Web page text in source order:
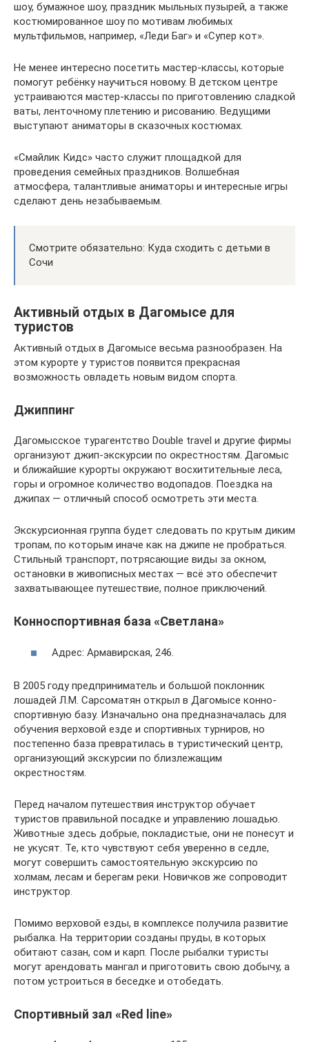
шоу, бумажное шоу, праздник мыльных пузырей, а также
костюмированное шоу по мотивам любимых
мультфильмов, например, «Леди Баг» и «Супер кот».
Не менее интересно посетить мастер-классы, которые
помогут ребёнку научиться новому. В детском центре
устраиваются мастер-классы по приготовлению сладкой
ваты, ленточному плетению и рисованию. Ведущими
выступают аниматоры в сказочных костюмах.
«Смайлик Кидс» часто служит площадкой для
проведения семейных праздников. Волшебная
атмосфера, талантливые аниматоры и интересные игры
сделают день незабываемым.
Смотрите обязательно: Куда сходить с детьми в
Сочи
Активный отдых в Дагомысе для
туристов
Активный отдых в Дагомысе весьма разнообразен. На
этом курорте у туристов появится прекрасная
возможность овладеть новым видом спорта.
Джиппинг
Дагомысское турагентство Double travel и другие фирмы
организуют джип-экскурсии по окрестностям. Дагомыс
и ближайшие курорты окружают восхитительные леса,
горы и огромное количество водопадов. Поездка на
джипах — отличный способ осмотреть эти места.
Экскурсионная группа будет следовать по крутым диким
тропам, по которым иначе как на джипе не пробраться.
Стильный транспорт, потрясающие виды за окном,
остановки в живописных местах — всё это обеспечит
захватывающее путешествие, полное приключений.
Конноспортивная база «Светлана»
Адрес: ​Армавирская, 246.
В 2005 году предприниматель и большой поклонник
лошадей Л.М. Сарсоматян открыл в Дагомысе конно-
спортивную базу. Изначально она предназначалась для
обучения верховой езде и спортивных турниров, но
постепенно база превратилась в туристический центр,
организующий экскурсии по близлежащим
окрестностям.
Перед началом путешествия инструктор обучает
туристов правильной посадке и управлению лошадью.
Животные здесь добрые, покладистые, они не понесут и
не укусят. Те, кто чувствуют себя уверенно в седле,
могут совершить самостоятельную экскурсию по
холмам, лесам и берегам реки. Новичков же сопроводит
инструктор.
Помимо верховой езды, в комплексе получила развитие
рыбалка. На территории созданы пруды, в которых
обитают сазан, сом и карп. После рыбалки туристы
могут арендовать мангал и приготовить свою добычу, а
потом устроиться в беседке и отобедать.
Спортивный зал «Red line»